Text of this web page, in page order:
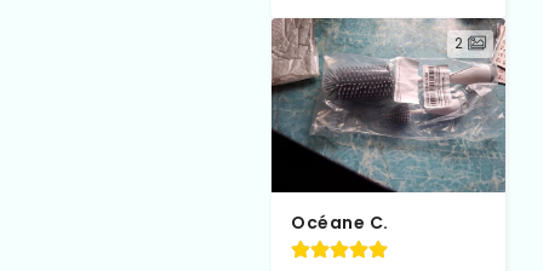
2
Océane C.